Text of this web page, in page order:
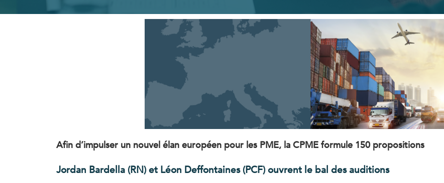
Afin d’impulser un nouvel élan européen pour les PME, la CPME formule 150 propositions
Jordan Bardella (RN) et Léon Deffontaines (PCF) ouvrent le bal des auditions